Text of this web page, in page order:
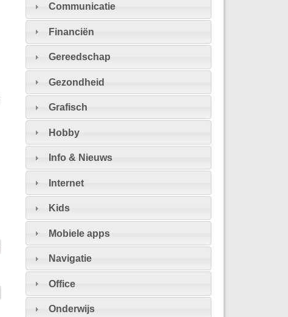
Communicatie
Financiën
Gereedschap
Gezondheid
Grafisch
Hobby
Info & Nieuws
Internet
Kids
Mobiele apps
Navigatie
Office
Onderwijs